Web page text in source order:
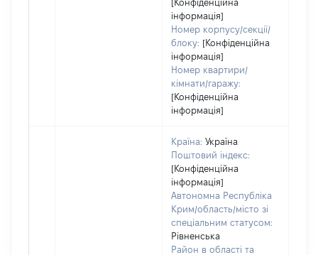
[Конфіденційна
інформація]
Номер корпусу/секції/
блоку: [Конфіденційна
інформація]
Номер квартири/
кімнати/гаражу:
[Конфіденційна
інформація]
Країна: Україна
Поштовий індекс:
[Конфіденційна
інформація]
Автономна Республіка
Крим/область/місто зі
спеціальним статусом:
Рівненська
Район в області та